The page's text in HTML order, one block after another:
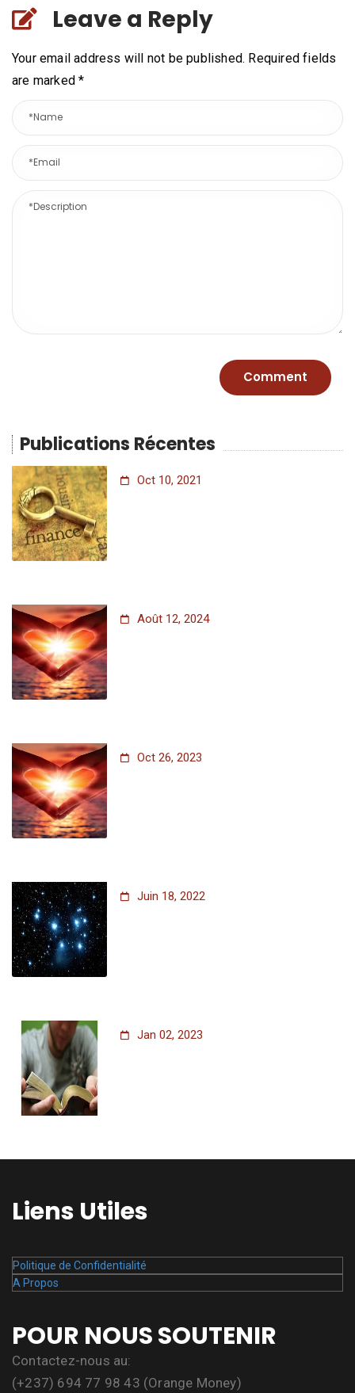
Leave a Reply
Your email address will not be published. Required fields
are marked*
Publications Récentes
Oct 10, 2021
Août 12, 2024
Oct 26, 2023
Juin 18, 2022
Jan 02, 2023
Liens Utiles
Politique de Confidentialité
A Propos
POUR NOUS SOUTENIR
Contactez-nous au:
(+237) 694 77 98 43 (Orange Money)